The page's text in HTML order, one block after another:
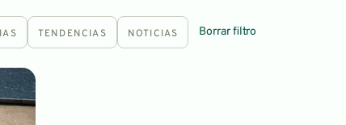
TENDENCIAS NOTICIAS Borrar filtro